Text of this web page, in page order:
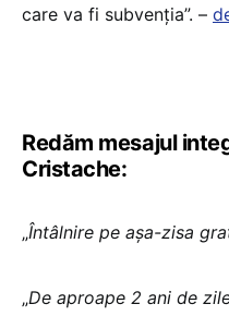
care va fi subvenția”. –
Redăm mesajul
Cristache:
„Întâlnire pe așa-zisa
„De aproape 2 ani de